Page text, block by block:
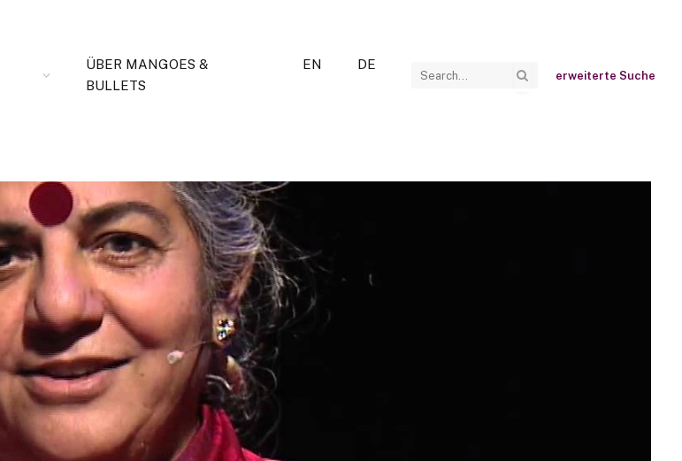
ÜBER MANGOES &
BULLETS
EN DE
erweiterte Suche